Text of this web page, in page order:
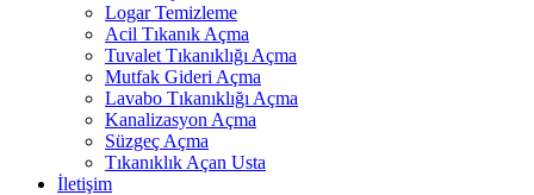
Logar Temizleme
Acil Tıkanık Açma
Tuvalet Tıkanıklığı Açma
Mutfak Gideri Açma
Lavabo Tıkanıklığı Açma
Kanalizasyon Açma
Süzgeç Açma
Tıkanıklık Açan Usta
İletişim